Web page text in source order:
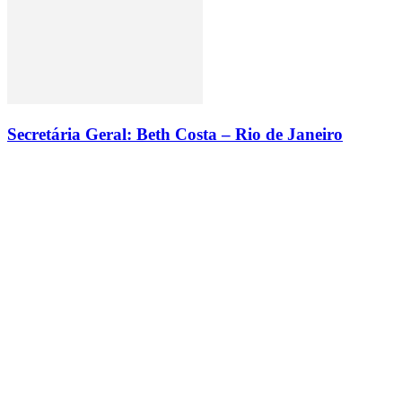
Secretária Geral: Beth Costa – Rio de Janeiro